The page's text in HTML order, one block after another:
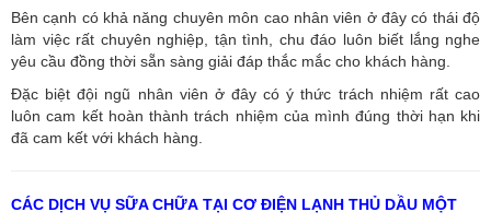
Bên cạnh có khả năng chuyên môn cao nhân viên ở đây có thái độ
làm việc rất chuyên nghiệp, tận tình, chu đáo luôn biết lắng nghe
yêu cầu đồng thời sẵn sàng giải đáp thắc mắc cho khách hàng.
Đặc biệt đội ngũ nhân viên ở đây có ý thức trách nhiệm rất cao
luôn cam kết hoàn thành trách nhiệm của mình đúng thời hạn khi
đã cam kết với khách hàng.
CÁC DỊCH VỤ SỮA CHỮA TẠI CƠ ĐIỆN LẠNH THỦ DẦU MỘT